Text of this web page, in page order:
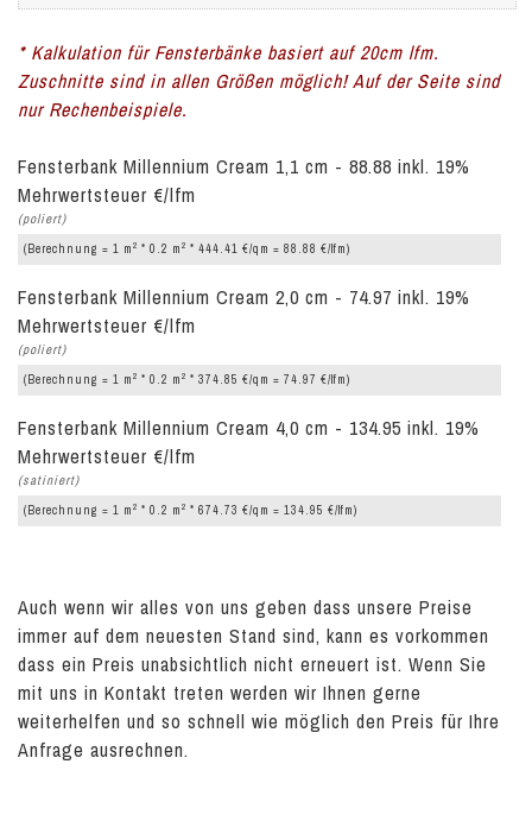
* Kalkulation für Fensterbänke basiert auf 20cm lfm.
Zuschnitte sind in allen Größen möglich! Auf der Seite sind
nur Rechenbeispiele.
Fensterbank Millennium Cream 1,1 cm - 88.88 inkl. 19%
Mehrwertsteuer €/lfm
(poliert)
(Berechnung = 1 m 2 * 0.2 m 2 * 444.41 €/qm = 88.88 €/lfm)
Fensterbank Millennium Cream 2,0 cm - 74.97 inkl. 19%
Mehrwertsteuer €/lfm
(poliert)
(Berechnung = 1 m 2 * 0.2 m 2 * 374.85 €/qm = 74.97 €/lfm)
Fensterbank Millennium Cream 4,0 cm - 134.95 inkl. 19%
Mehrwertsteuer €/lfm
(satiniert)
(Berechnung = 1 m 2 * 0.2 m 2 * 674.73 €/qm = 134.95 €/lfm)
Auch wenn wir alles von uns geben dass unsere Preise
immer auf dem neuesten Stand sind, kann es vorkommen
dass ein Preis unabsichtlich nicht erneuert ist. Wenn Sie
mit uns in Kontakt treten werden wir Ihnen gerne
weiterhelfen und so schnell wie möglich den Preis für Ihre
Anfrage ausrechnen.